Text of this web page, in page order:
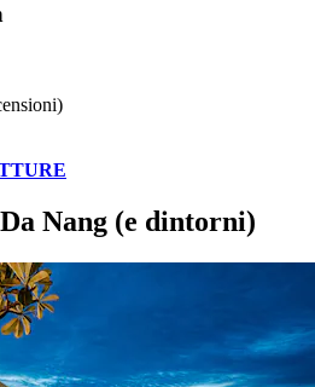
Nang (e dintorni)